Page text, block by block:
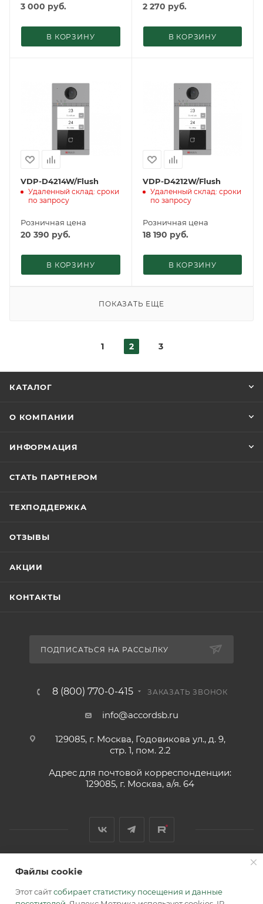
3 000 руб.
В КОРЗИНУ
2 270 руб.
В КОРЗИНУ
VDP-D4214W/Flush
Удаленный склад: сроки
по запросу
Розничная цена
20 390 руб.
В КОРЗИНУ
VDP-D4212W/Flush
Удаленный склад: сроки
по запросу
Розничная цена
18 190 руб.
В КОРЗИНУ
ПОКАЗАТЬ ЕЩЕ
1 2 3
КАТАЛОГ
О КОМПАНИИ
ИНФОРМАЦИЯ
СТАТЬ ПАРТНЕРОМ
ТЕХПОДДЕРЖКА
ОТЗЫВЫ
АКЦИИ
КОНТАКТЫ
ПОДПИСАТЬСЯ НА РАССЫЛКУ
8 (800) 770-0-415 ЗАКАЗАТЬ ЗВОНОК
info@accordsb.ru
129085, г. Москва, Годовикова ул., д. 9,
стр. 1, пом. 2.2
Адрес для почтовой корреспонденции:
129085, г. Москва, а/я. 64
2026 © Обращаем Ваше внимание на то, что вся
информация, размещенная на сайте, носит
информационный характер и не является публичной
Файлы cookie
Этот сайтсобирает статистику посещения и данные